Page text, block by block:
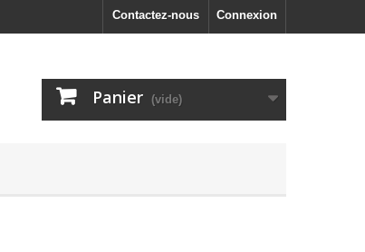
Connexion
Contactez-nous
Panier (vide)